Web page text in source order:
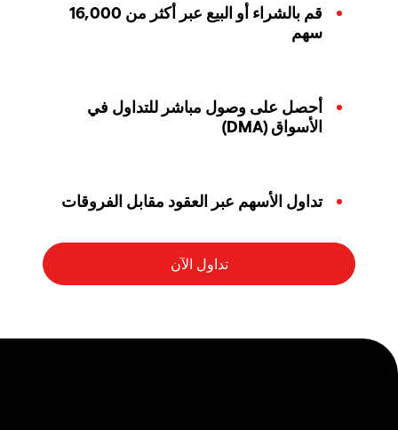
قم بالشراء أو البيع عبر أكثر من 16,000
سهم
أحصل على وصول مباشر للتداول في
الأسواق (DMA)
تداول الأسهم عبر العقود مقابل الفروقات